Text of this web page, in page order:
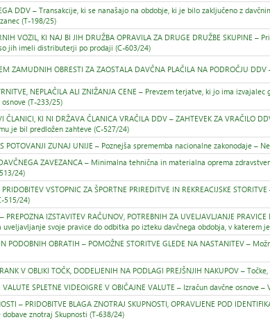
DDV – Transakcije, ki se nanašajo na obdobje, ki je bilo zaključeno z
(T-198/25)
VOZIL, KI NAJ BI JIH DRUŽBA OPRAVILA ZA DRUGE DRUŽBE
jih imeli distributerji po prodaji (C-603/24)
ZAMUDNIH OBRESTI ZA ZAOSTALA DAVČNA PLAČILA NA PODROČJU
NEPLAČILA ALI ZNIŽANJA CENE – Prevzem terjatve, ki jo ima
(T-233/25)
ČLANICI, KI NI DRŽAVA ČLANICA VRAČILA DDV – ZAHTEVEK ZA
je bil predložen zahteve (C-527/24)
S POTOVANJI ZUNAJ UNIJE – Poznejša sprememba nacionalne zakonodaje
DAVČNEGA ZAVEZANCA – Minimalna tehnična in materialna oprema
24)
PRIDOBITEV VSTOPNIC ZA ŠPORTNE PRIREDITVE IN REKREACIJSKE
515/24)
PREPOZNA IZSTAVITEV RAČUNOV, POTREBNIH ZA UVELJAVLJANJE
uveljavljanje svoje pravice do odbitka po izteku davčnega obdobja, v katerem
PODOBNIH OBRATIH – POMOŽNE STORITVE GLEDE NA NASTANITEV –
V OBLIKI TOČK, DODELJENIH NA PODLAGI PREJŠNJIH NAKUPOV –
VALUTE SPLETNE VIDEOIGRE V OBIČAJNE VALUTE – Izračun davčne
– PRIDOBITVE BLAGA ZNOTRAJ SKUPNOSTI, OPRAVLJENE POD
znotraj Skupnosti (T-638/24)